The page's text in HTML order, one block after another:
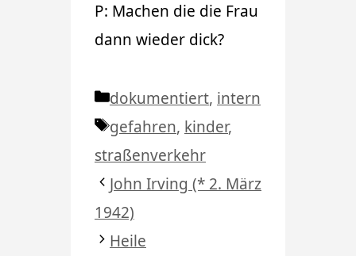
P: Machen die die Frau
dann wieder dick?
Kategorien
dokumentiert, intern
Schlagwörter
gefahren, kinder,
straßenverkehr
John Irving (* 2. März
1942)
Heile